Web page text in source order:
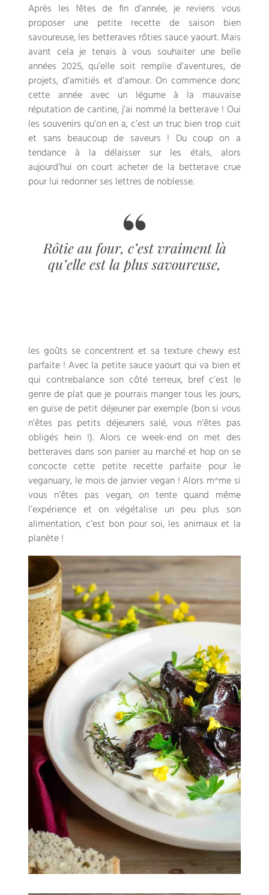
Après les fêtes de fin d’année, je reviens vous
proposer une petite recette de saison bien
savoureuse, les betteraves rôties sauce yaourt. Mais
avant cela je tenais à vous souhaiter une belle
années 2025, qu’elle soit remplie d’aventures, de
projets, d’amitiés et d’amour. On commence donc
cette année avec un légume à la mauvaise
réputation de cantine, j’ai nommé la betterave ! Oui
les souvenirs qu’on en a, c’est un truc bien trop cuit
et sans beaucoup de saveurs ! Du coup on a
tendance à la délaisser sur les étals, alors
aujourd’hui on court acheter de la betterave crue
pour lui redonner ses lettres de noblesse.
Rôtie au four, c’est vraiment là
qu’elle est la plus savoureuse,
les goûts se concentrent et sa texture chewy est
parfaite ! Avec la petite sauce yaourt qui va bien et
qui contrebalance son côté terreux, bref c’est le
genre de plat que je pourrais manger tous les jours,
en guise de petit déjeuner par exemple (bon si vous
n’êtes pas petits déjeuners salé, vous n’êtes pas
obligés hein !). Alors ce week-end on met des
betteraves dans son panier au marché et hop on se
concocte cette petite recette parfaite pour le
veganuary, le mois de janvier vegan ! Alors m^me si
vous n’êtes pas vegan, on tente quand même
l’expérience et on végétalise un peu plus son
alimentation, c’est bon pour soi, les animaux et la
planète !